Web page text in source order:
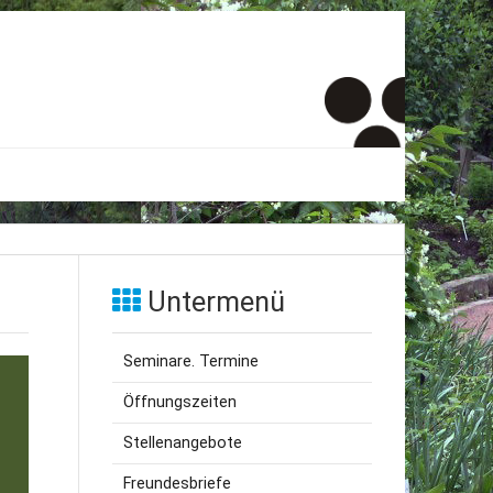
Menschen
Untermenü
Seminare. Termine
Öffnungszeiten
Stellenangebote
Freundesbriefe